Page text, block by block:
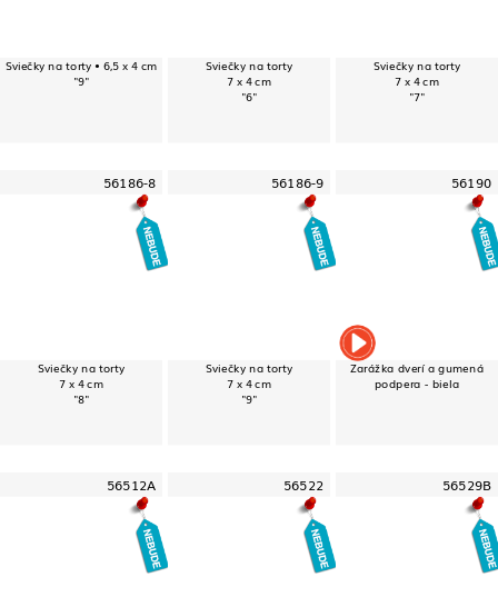
Sviečky na torty • 6,5 x 4 cm
"9"
Sviečky na torty
7 x 4 cm
"6"
Sviečky na torty
7 x 4 cm
"7"
56186-8
Sviečky na torty
7 x 4 cm
"8"
56186-9
Sviečky na torty
7 x 4 cm
"9"
56190
Zarážka dverí a gumená
podpera - biela
56512A 56522 56529B